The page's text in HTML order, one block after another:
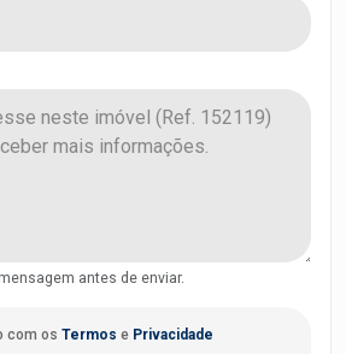
antes de enviar.
com os Termos e Privacidade